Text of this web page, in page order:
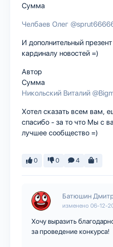
Сумма
Челбаев Олег
И дополнительный
кардиналу новостей =)
Автор
Сумма
Никольский Виталий
Хотел сказать всем вам,
спасибо - за то что Мы с
лучшее сообщество =)
0 0 4 1
Батюшин
изменено 06-12-
Хочу выразить
за проведение конкурса!